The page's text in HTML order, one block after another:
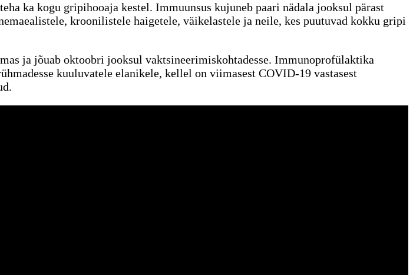
ka kogu gripihooaja kestel. Immuunsus kujuneb paari nädala jooksul pärast
kroonilistele haigetele, väikelastele ja neile, kes puutuvad kokku gripi
ja jõuab oktoobri jooksul vaktsineerimiskohtadesse. Immunoprofülaktika
kuuluvatele elanikele, kellel on viimasest COVID-19 vastasest